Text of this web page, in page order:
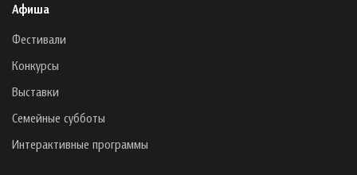
Афиша
Фестивали
Конкурсы
Выставки
Семейные субботы
Интерактивные программы